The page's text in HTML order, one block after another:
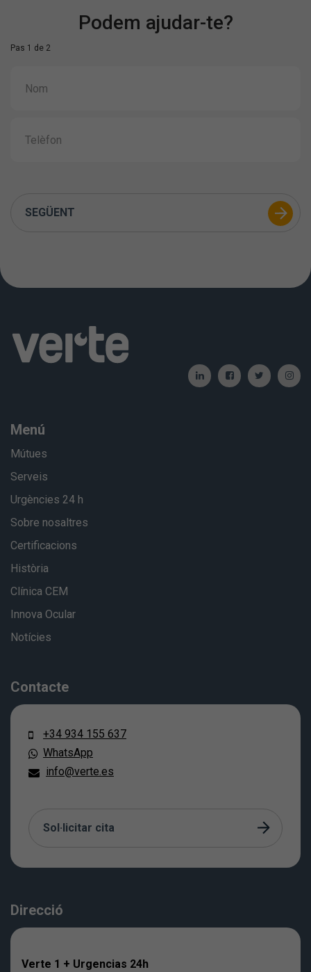
Podem ajudar-te?
Pas 1 de 2
SEGÜENT
Menú
Mútues
Serveis
Urgències 24 h
Sobre nosaltres
Certificacions
Història
Clínica CEM
Innova Ocular
Notícies
Contacte
+34 934 155 637
WhatsApp
info@verte.es
Sol·licitar cita
Direcció
Verte 1 + Urgencias 24h